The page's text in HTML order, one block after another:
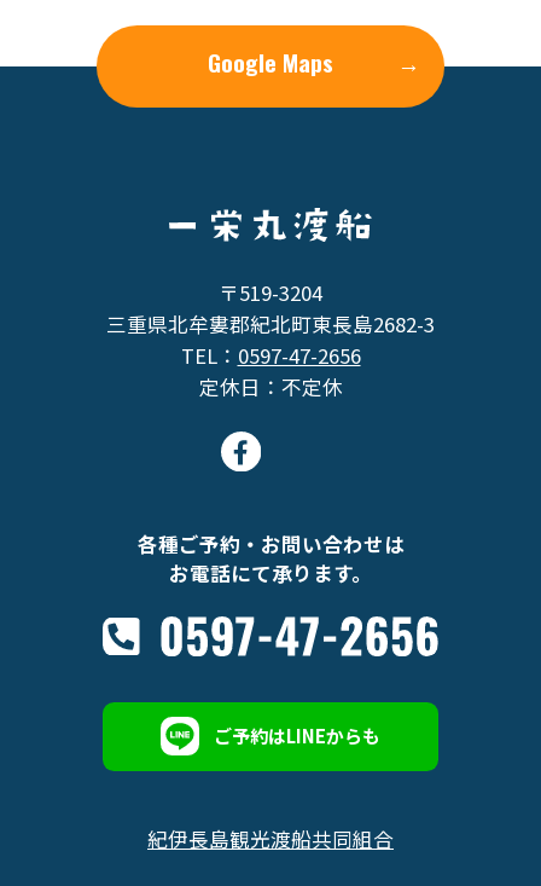
Google Maps →
〒519-3204
三重県北牟婁郡紀北町東長島2682-3
TEL： 0597-47-2656
定休日：不定休
各種ご予約・お問い合わせは
お電話にて承ります。
ご予約はLINEからも
紀伊長島観光渡船共同組合